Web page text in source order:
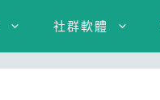
社群軟體